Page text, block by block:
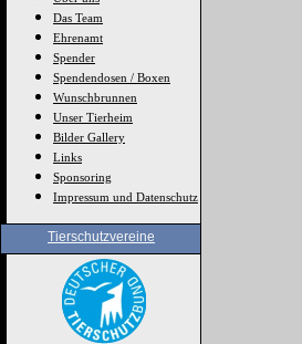
Das Team
Ehrenamt
Spender
Spendendosen / Boxen
Wunschbrunnen
Unser Tierheim
Bilder Gallery
Links
Sponsoring
Impressum und Datenschutz
Tierschutzvereine